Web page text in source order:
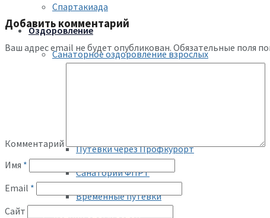
Спартакиада
Оздоровление
Санаторное оздоровление взрослых
Путевки через Профкурорт
Санатории ФПРТ
Временные путевки
Добавить комментарий
Ваш адрес email не будет опубликован. Обязательные поля
Комментарий
Имя *
Email *
Сайт